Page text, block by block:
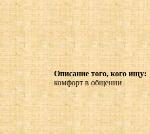
Описание того, кого ищу:
комфорт в общении